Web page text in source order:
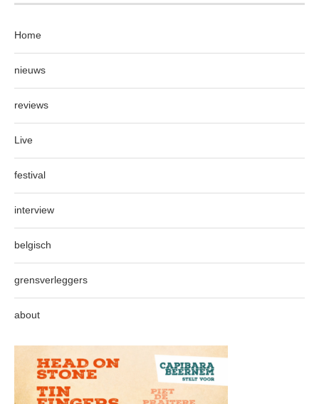
Home
nieuws
reviews
Live
festival
interview
belgisch
grensverleggers
about